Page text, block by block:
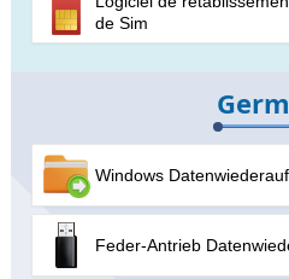
de Sim
Windows
Feder-Antrieb